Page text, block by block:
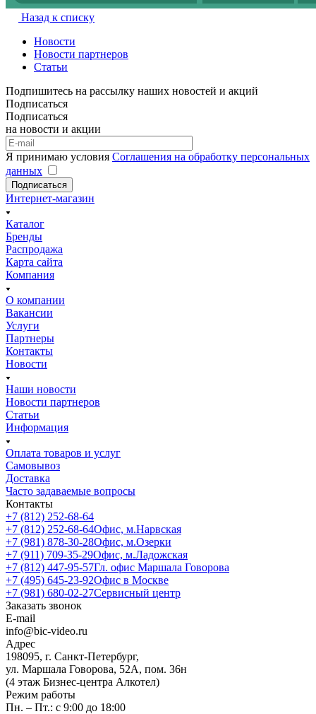
Назад к списку
Новости
Новости партнеров
Статьи
Подпишитесь на рассылку наших новостей и акций
Подписаться
Подписаться
на новости и акции
Я принимаю условия Соглашения на обработку персональных
данных
Подписаться
Интернет-магазин
Каталог
Бренды
Распродажа
Карта сайта
Компания
О компании
Вакансии
Услуги
Партнеры
Контакты
Новости
Наши новости
Новости партнеров
Статьи
Информация
Оплата товаров и услуг
Самовывоз
Доставка
Часто задаваемые вопросы
Контакты
+7 (812) 252-68-64
+7 (812) 252-68-64Офис, м.Нарвская
+7 (981) 878-30-28Офис, м.Озерки
+7 (911) 709-35-29Офис, м.Ладожская
+7 (812) 447-95-57Гл. офис Маршала Говорова
+7 (495) 645-23-92Офис в Москве
+7 (981) 680-02-27Сервисный центр
Заказать звонок
E-mail
info@bic-video.ru
Адрес
198095, г. Санкт-Петербург,
ул. Маршала Говорова, 52А, пом. 36н
(4 этаж Бизнес-центра Алкотел)
Режим работы
Пн. – Пт.: с 9:00 до 18:00